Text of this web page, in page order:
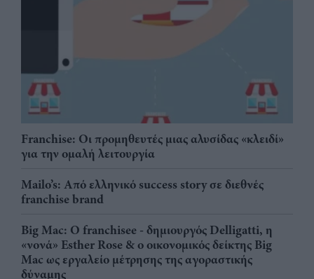
Franchise: Οι προμηθευτές μιας αλυσίδας «κλειδί»
για την ομαλή λειτουργία
Mailo’s: Από ελληνικό success story σε διεθνές
franchise brand
Big Mac: Ο franchisee - δημιουργός Delligatti, η
«νονά» Esther Rose & ο οικονομικός δείκτης Big
Mac ως εργαλείο μέτρησης της αγοραστικής
δύναμης